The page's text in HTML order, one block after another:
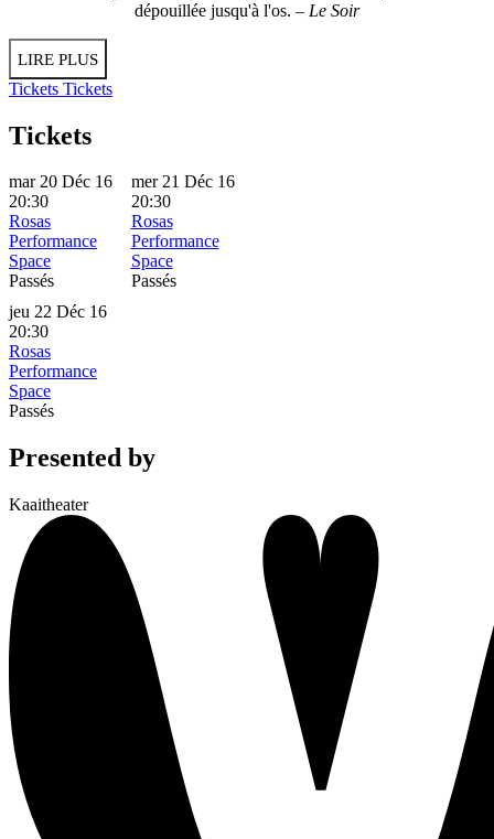
dépouillée jusqu'à l'os. – Le Soir
LIRE PLUS
Tickets Tickets
Tickets
mar 20 Déc 16
20:30
Rosas
Performance
Space
Passés
mer 21 Déc 16
20:30
Rosas
Performance
Space
Passés
jeu 22 Déc 16
20:30
Rosas
Performance
Space
Passés
Presented by
Kaaitheater